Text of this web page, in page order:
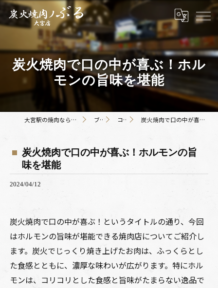
炭火焼肉で口の中が喜ぶ！ホル
モンの旨味を堪能
大宮駅の焼肉なら炭火焼肉ノぶる大宮店 ブログ コラム 炭火焼肉で口の中が喜ぶ！ホルモンの旨味を堪能
炭火焼肉で口の中が喜ぶ！ホルモンの旨
味を堪能
2024/04/12
炭火焼肉で口の中が喜ぶ！というタイトルの通り、今回
はホルモンの旨味が堪能できる焼肉店についてご紹介し
ます。炭火でじっくり焼き上げたお肉は、ふっくらとし
た食感とともに、濃厚な味わいが広がります。特にホル
モンは、コリコリとした食感と旨味がたまらない逸品で